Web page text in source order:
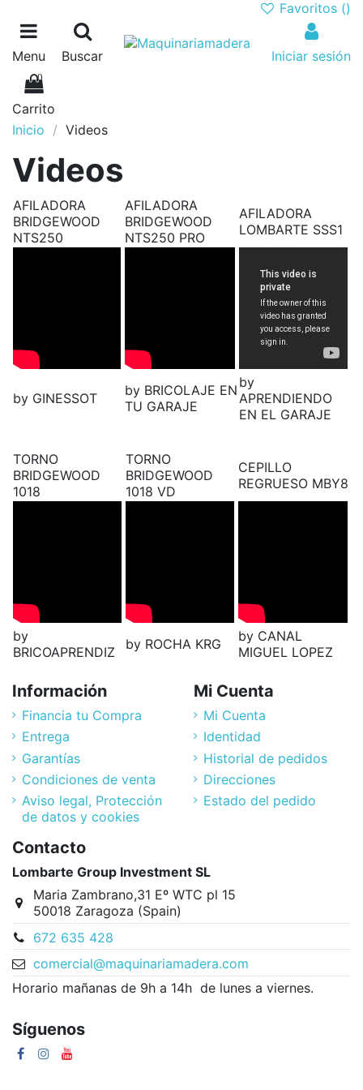
Favoritos ()
Menu Buscar Iniciar sesión
0
Carrito
Inicio
Videos
Videos
AFILADORA
BRIDGEWOOD
NTS250
AFILADORA
BRIDGEWOOD
NTS250 PRO
AFILADORA
LOMBARTE SSS1
by GINESSOT
by BRICOLAJE EN
TU GARAJE
by
APRENDIENDO
EN EL GARAJE
TORNO
BRIDGEWOOD
1018
TORNO
BRIDGEWOOD
1018 VD
CEPILLO
REGRUESO MBY8
by
BRICOAPRENDIZ
by ROCHA KRG
by CANAL
MIGUEL LOPEZ
Información
Financia tu Compra
Entrega
Garantías
Condiciones de venta
Aviso legal, Protección
de datos y cookies
Mi Cuenta
Mi Cuenta
Identidad
Historial de pedidos
Direcciones
Estado del pedido
Contacto
Lombarte Group Investment SL
Maria Zambrano,31 Eº WTC pl 15
50018 Zaragoza (Spain)
672 635 428
comercial@maquinariamadera.com
Horario mañanas de 9h a 14h de lunes a viernes.
Síguenos